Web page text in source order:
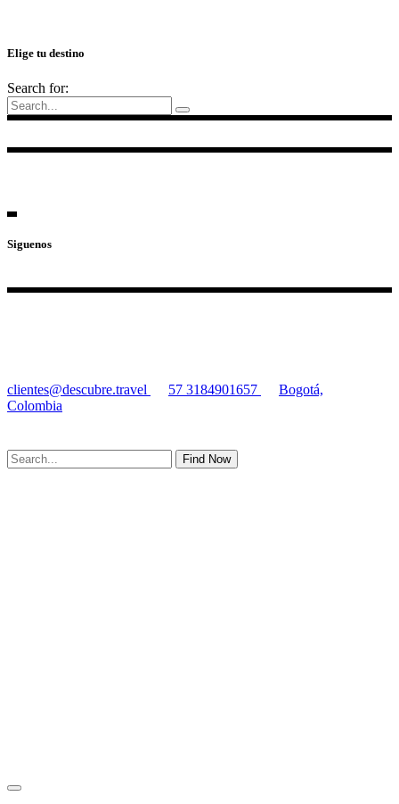
Elige tu destino
Search for:
Siguenos
clientes@descubre.travel 57 3184901657
Bogotá,
Colombia
Find Now